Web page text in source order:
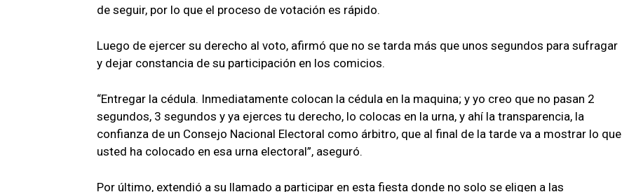
de seguir, por lo que el proceso de votación es rápido.
Luego de ejercer su derecho al voto, afirmó que no se tarda más que unos segundos para sufragar
y dejar constancia de su participación en los comicios.
“Entregar la cédula. Inmediatamente colocan la cédula en la maquina; y yo creo que no pasan 2
segundos, 3 segundos y ya ejerces tu derecho, lo colocas en la urna, y ahí la transparencia, la
confianza de un Consejo Nacional Electoral como árbitro, que al final de la tarde va a mostrar lo que
usted ha colocado en esa urna electoral”, aseguró.
Por último, extendió a su llamado a participar en esta fiesta donde no solo se eligen a las